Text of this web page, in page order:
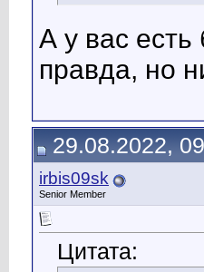
А у вас
правда, но
29.08.2022,
irbis09sk
Senior Member
Цитата: